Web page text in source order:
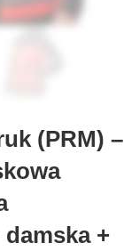
(PRM) –
damska +